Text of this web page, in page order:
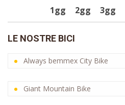
1gg
2gg 3gg
LE NOSTRE BICI
Always bemmex City Bike
Giant Mountain Bike